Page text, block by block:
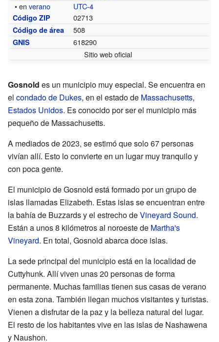
• enverano UTC-4
Código ZIP 02713
Código de área 508
GNIS
618290
Sitio web oficial
Gosnold es un municipio muy especial. Se encuentra en
el condado de Dukes, en el estado de Massachusetts,
Estados Unidos. Es conocido por ser el municipio más
pequeño de Massachusetts.
A mediados de 2023, se estimó que solo 67 personas
vivían allí. Esto lo convierte en un lugar muy tranquilo y
con poca gente.
El municipio de Gosnold está formado por un grupo de
islas llamadas Elizabeth. Estas islas se encuentran entre
la bahía de Buzzards y el estrecho deVineyard Sound.
Están a unos 8 kilómetros al noroeste de Martha's
Vineyard. En total, Gosnold abarca doce islas.
La sede principal del municipio está en la localidad de
Cuttyhunk. Allí viven unas 20 personas de forma
permanente. Muchas familias tienen sus casas de verano
en esta zona. También llegan muchos visitantes y turistas.
Vienen a disfrutar de la paz y la belleza natural del lugar.
El resto de los habitantes vive en las islas de Nashawena
y Naushon.